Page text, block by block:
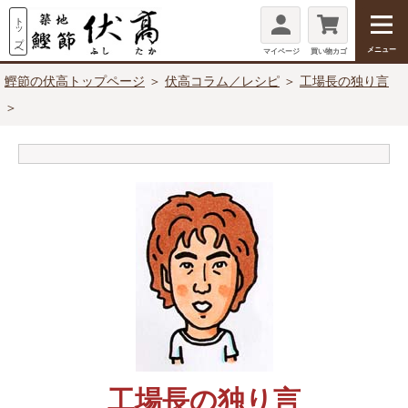
マイページ 買い物カゴ メニュー
鰹節の伏高トップページ ＞ 伏高コラム／レシピ ＞ 工場長の独り言
＞
工場長の独り言